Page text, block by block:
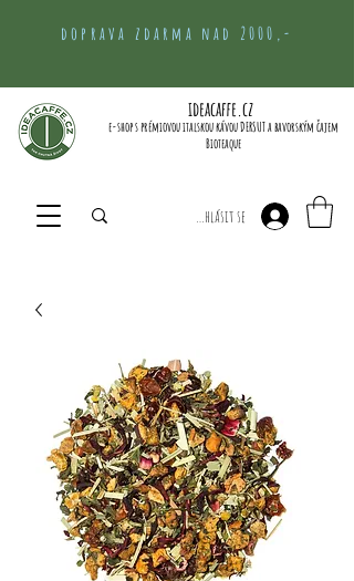
doprava zdarma nad 2000,-
e-shop s prémiovou italskou kávou DERSUT a bavorským čajem
Bioteaque
Přihlásit se
ideacaffe.cz